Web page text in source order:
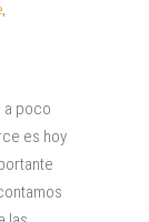
,
a poco
es hoy